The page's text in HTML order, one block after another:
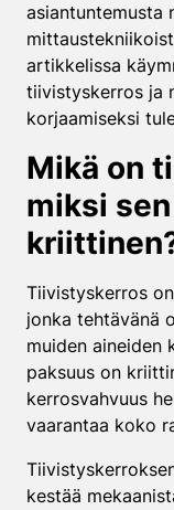
asiantuntemusta
artikkelissa
tiivistyskerros ja
korjaamiseksi
Mikä on
miksi
Tiivistyskerros
jonka tehtävänä
muiden aineiden
paksuus on
kerrosvahvuus
vaarantaa koko
kestää